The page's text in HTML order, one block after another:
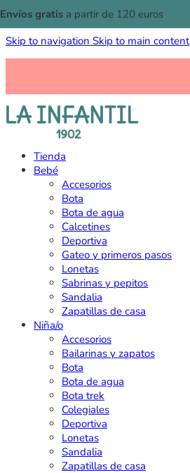
Skip to navigation Skip to main content
Envíos gratis a partir de 120 euros
Tienda
Bebé
Accesorios
Bota
Bota de agua
Calcetines
Deportiva
Gateo y primeros pasos
Lonetas
Sabrinas y pepitos
Sandalia
Zapatillas de casa
Niña/o
Accesorios
Bailarinas y zapatos
Bota
Bota de agua
Bota trek
Colegiales
Deportiva
Lonetas
Sandalia
Zapatillas de casa